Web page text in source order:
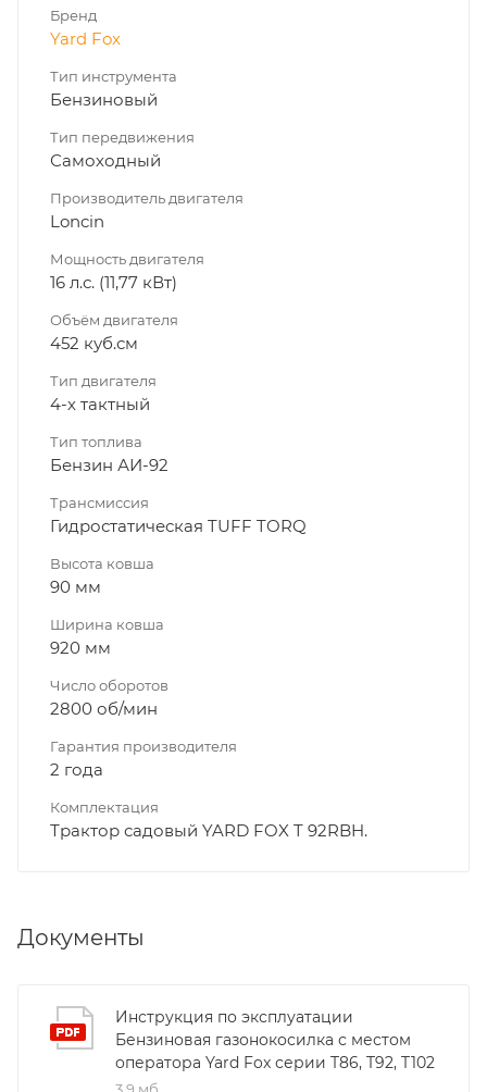
Бренд
Yard Fox
Тип инструмента
Бензиновый
Тип передвижения
Самоходный
Производитель двигателя
Loncin
Мощность двигателя
16 л.с. (11,77 кВт)
Объём двигателя
452 куб.см
Тип двигателя
4-х тактный
Тип топлива
Бензин АИ-92
Трансмиссия
Гидростатическая TUFF TORQ
Высота ковша
90 мм
Ширина ковша
920 мм
Число оборотов
2800 об/мин
Гарантия производителя
2 года
Комплектация
Трактор садовый YARD FOX T 92RBH.
Документы
Инструкция по эксплуатации
Бензиновая газонокосилка с местом
оператора Yard Fox серии T86, T92, T102